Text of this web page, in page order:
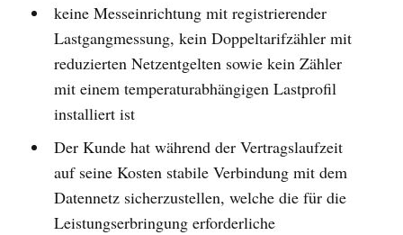
keine Messeinrichtung mit registrierender
Lastgangmessung, kein Doppeltarifzähler mit
reduzierten Netzentgelten sowie kein Zähler
mit einem temperaturabhängigen Lastprofil
installiert ist
Der Kunde hat während der Vertragslaufzeit
auf seine Kosten stabile Verbindung mit dem
Datennetz sicherzustellen, welche die für die
Leistungserbringung erforderliche